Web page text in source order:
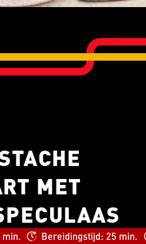
MET
min. Bereidingstijd: 25 min.